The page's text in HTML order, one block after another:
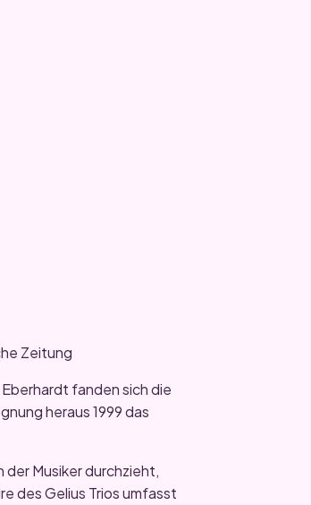
Zeitung
fanden sich die
heraus 1999 das
der Musiker durchzieht,
des Gelius Trios umfasst